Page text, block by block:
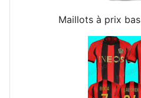
Maillots à prix bas